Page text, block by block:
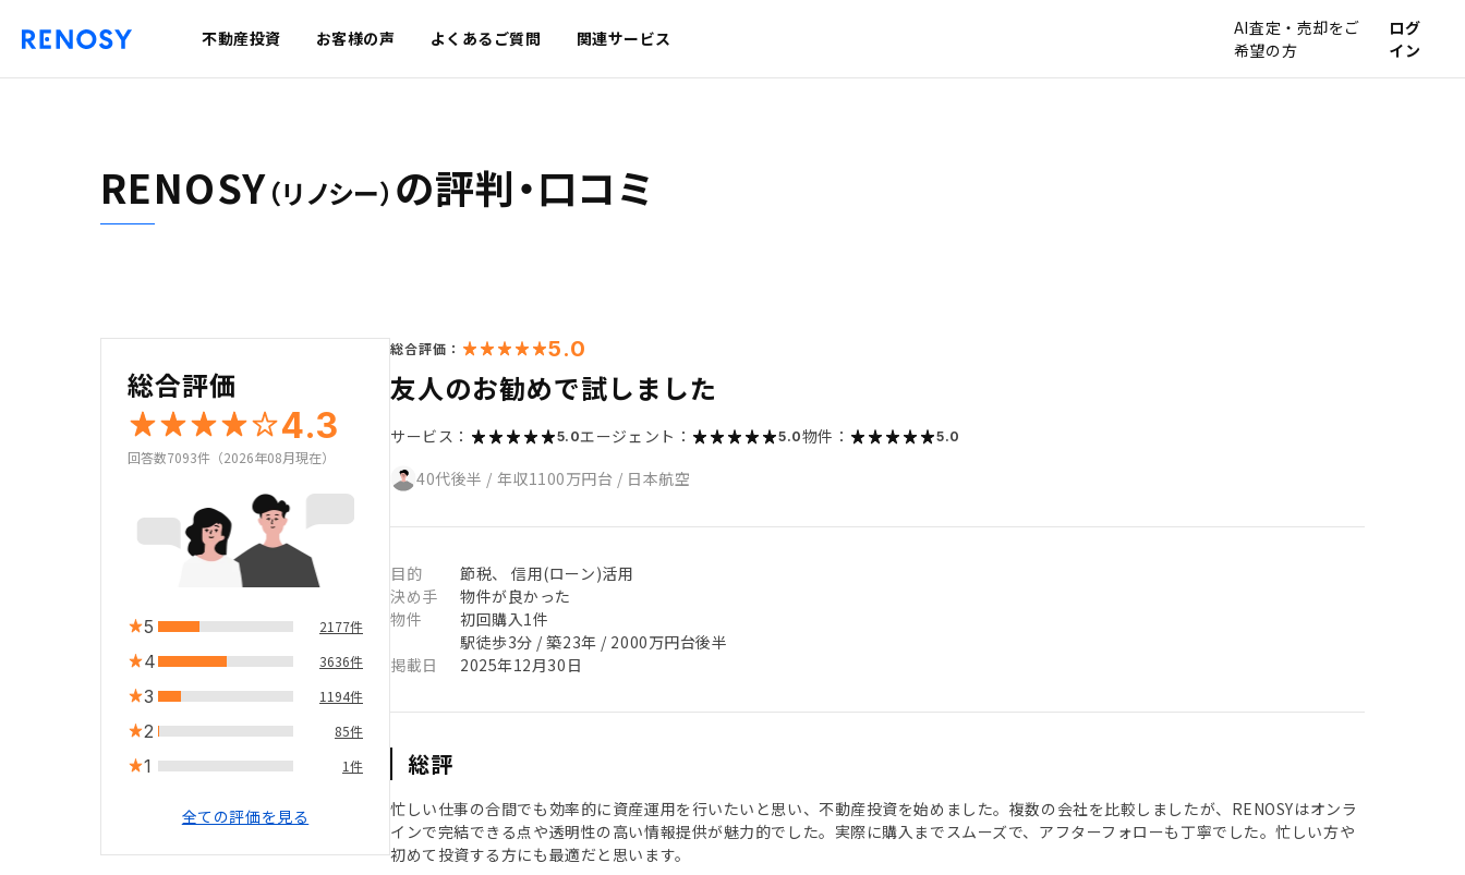
不動産投資 お客様の声 よくあるご質問 関連サービス
AI査定・売却をご
希望の方
ログ
イン
RENOSY（リノシー） の評判・口コミ
総合評価
4.3
回答数7093件（2026年08月現在）
5 2177件
4 3636件
3 1194件
2 85件
1 1件
全ての評価を見る
総合評価： 5.0
友人のお勧めで試しました
サービス： 5.0エージェント： 5.0物件： 5.0
40代後半 / 年収1100万円台 / 日本航空
目的
節税、 信用(ローン)活用
決め手
物件が良かった
物件
初回購入1件
駅徒歩3分 / 築23年 / 2000万円台後半
掲載日
2025年12月30日
総評
忙しい仕事の合間でも効率的に資産運用を行いたいと思い、不動産投資を始めました。複数の会社を比較しましたが、RENOSYはオンラ
インで完結できる点や透明性の高い情報提供が魅力的でした。実際に購入までスムーズで、アフターフォローも丁寧でした。忙しい方や
初めて投資する方にも最適だと思います。